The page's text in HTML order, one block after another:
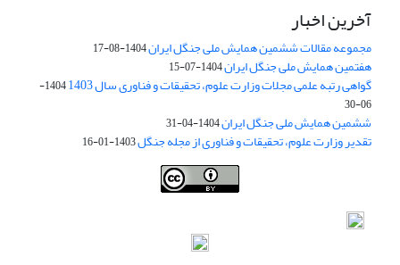
آخرین اخبار
مجموعه مقالات ششمین همایش ملی جنگل ایران1404-08-17
هفتمین همایش ملی جنگل ایران1404-07-15
گواهی رتبه علمی مجلات وزارت علوم، تحقیقات و فناوری سال 1403
1404-
06-30
ششمین همایش ملی جنگل ایران1404-04-31
تقدیر وزارت علوم، تحقیقات و فناوری از مجله جنگل1403-01-16